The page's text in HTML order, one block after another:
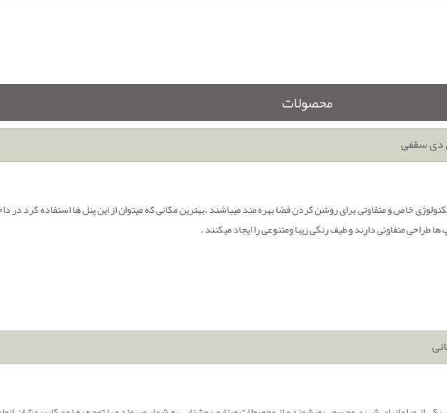
محصولات
دی سقفی
تکنولوژی خاص و متفاوتی برای روشن کردن فضا بهره مند میباشند .بهترین مکانی که میتوان از این پنل ها استفاده کرد در
طراحی متفاوتی دارند و طیف رنگی زیبا ومتنوعی را ایجاد میکنند .